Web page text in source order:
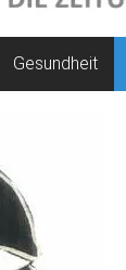
Gesundheit